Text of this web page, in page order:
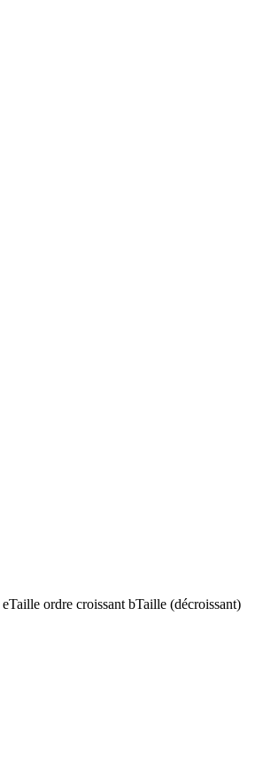
eTaille ordre croissant bTaille (décroissant)